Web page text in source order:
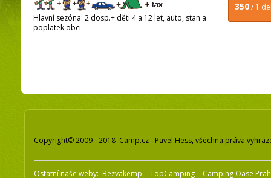
350/ 1
Hlavní sezóna: 2 dosp.+ děti 4 a 12 let, auto, stan a
poplatek obci
Copyright© 2009 - 2018 Camp.cz - Pavel Hess, všechna práva
Ostatní naše weby: Bezvakemp TopCamping Camping Oase